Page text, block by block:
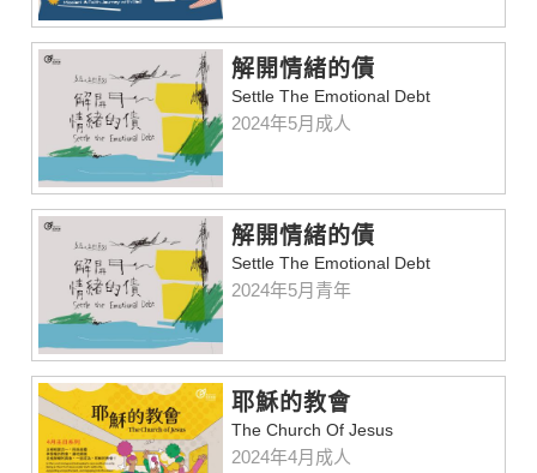
解開情緒的債
Settle The Emotional Debt
2024年5月成人
解開情緒的債
Settle The Emotional Debt
2024年5月青年
耶穌的教會
The Church Of Jesus
2024年4月成人